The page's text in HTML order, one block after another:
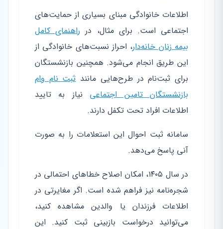
اطلاعات خانوادگی مبنای بسیاری از حمایت‌های
اجتماعی است. برای مثال، در راهنمای کامل
بیمه زنان خانه‌دار، احراز نسبت‌های خانوادگی از
این طریق انجام می‌شود. همچنین بازنشستگان
برای ثبت‌نام در طرح‌هایی مانندثبت نام وام
بازنشستگان تامین اجتماعی نیاز به تایید
اطلاعات افراد تحت تکفل دارند.
سامانه ثبت احوال این استعلامات را به صورت
آنی پاسخ می‌دهد.
در سال ۱۴۰۵، امکان اصلاح خطاهای احتمالی در
شجره‌نامه نیز فراهم شده است. اگر مغایرتی در
اطلاعات فرزندان یا والدین مشاهده کنید،
می‌توانید درخواست بازبینی ثبت کنید. این